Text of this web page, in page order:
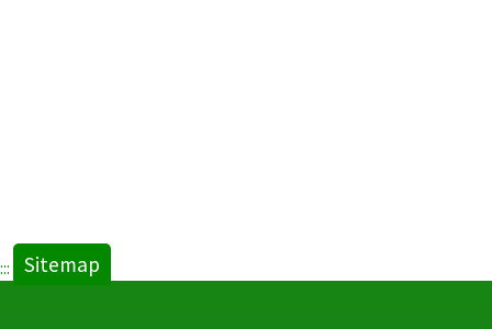
::: Sitemap